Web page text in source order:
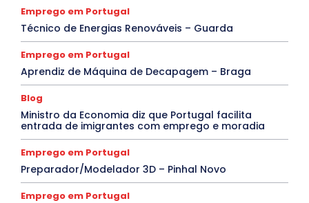
Emprego em Portugal
Técnico de Energias Renováveis – Guarda
Emprego em Portugal
Aprendiz de Máquina de Decapagem – Braga
Blog
Ministro da Economia diz que Portugal facilita
entrada de imigrantes com emprego e moradia
Emprego em Portugal
Preparador/Modelador 3D – Pinhal Novo
Emprego em Portugal